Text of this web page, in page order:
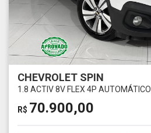
CHEVROLET SPIN
1.8 ACTIV 8V FLEX 4P AUTOMÁTICO
R$ 70.900,00